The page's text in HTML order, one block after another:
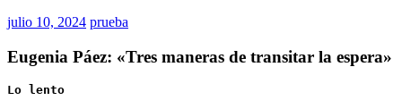
julio 10, 2024 prueba
Eugenia Páez: «Tres maneras de transitar la espera»
Lo lento